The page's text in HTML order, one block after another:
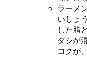
ラーメ
いしょ
した脂
ダシが
コクが